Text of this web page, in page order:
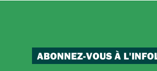
ABONNEZ-VOUS À